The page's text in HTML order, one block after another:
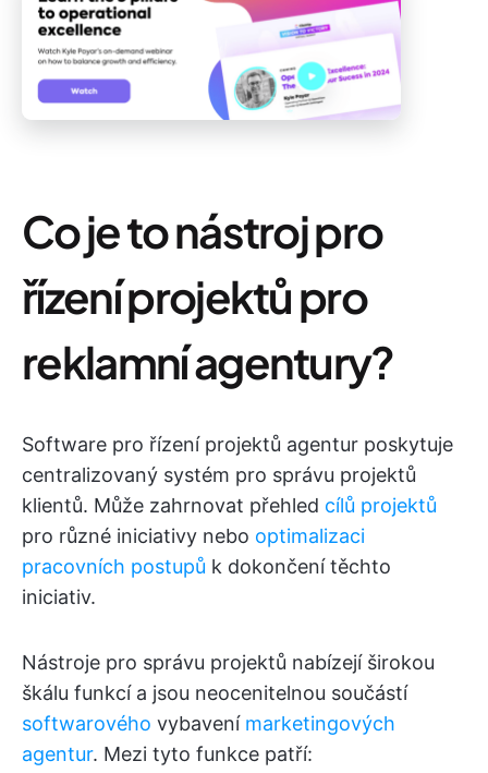
Co je to nástroj pro
řízení projektů pro
reklamní agentury?
Software pro řízení projektů agentur poskytuje
centralizovaný systém pro správu projektů
klientů. Může zahrnovat přehled cílů projektů
pro různé iniciativy nebo optimalizaci
pracovních postupů k dokončení těchto
iniciativ.
Nástroje pro správu projektů nabízejí širokou
škálu funkcí a jsou neocenitelnou součástí
softwarového vybavení marketingových
agentur. Mezi tyto funkce patří: